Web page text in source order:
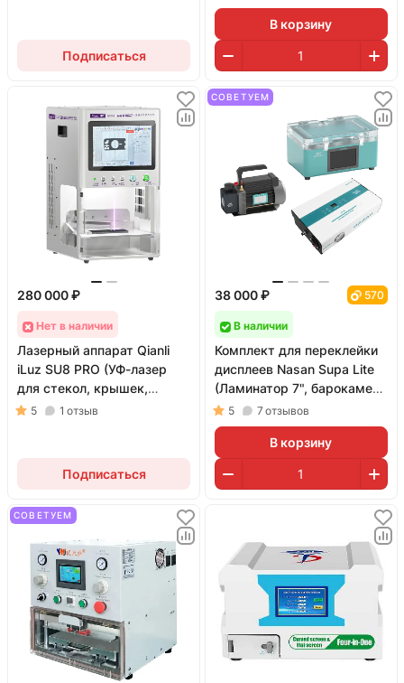
Подписаться
В корзину
280 000 ₽
Нет в наличии
Лазерный аппарат Qianli
iLuz SU8 PRO (УФ-лазер
для стекол, крышек,
рамок и гравировки; 5 Вт)
5 1 отзыв
Подписаться
СОВЕТУЕМ
38 000 ₽ 570
В наличии
Комплект для переклейки
дисплеев Nasan Supa Lite
(Ламинатор 7", барокамера
B2+ и помпа RS1)
5 7 отзывов
В корзину
СОВЕТУЕМ